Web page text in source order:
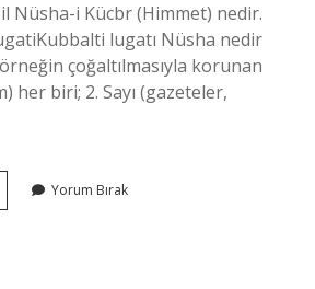
Nüsha-i Kücbr (Himmet) nedir.
lugatı Nüsha nedir
çoğaltılmasıyla korunan
her biri; 2. Sayı (gazeteler,
Yorum Bırak